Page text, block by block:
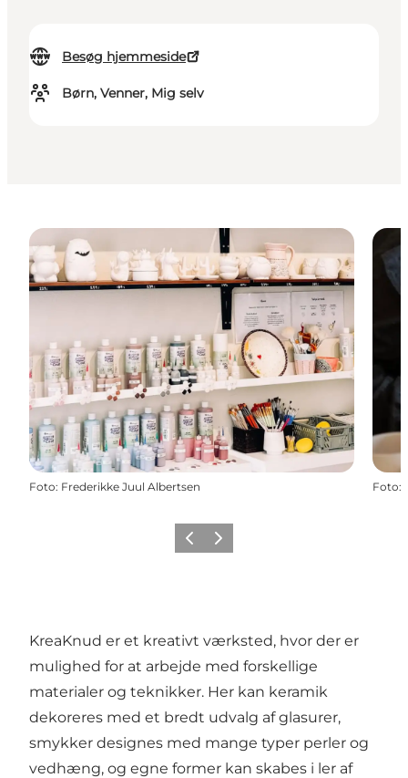
Besøg hjemmeside
Børn, Venner, Mig selv
Foto: Frederikke Juul Albertsen Foto:
ForrigeNæste
KreaKnud er et kreativt værksted, hvor der er
mulighed for at arbejde med forskellige
materialer og teknikker. Her kan keramik
dekoreres med et bredt udvalg af glasurer,
smykker designes med mange typer perler og
vedhæng, og egne former kan skabes i ler af